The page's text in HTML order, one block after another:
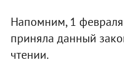
Напомним, 1
приняла данный
чтении.